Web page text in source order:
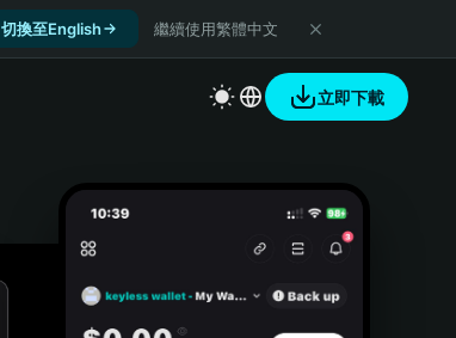
切換至English 繼續使用繁體中文
立即下載